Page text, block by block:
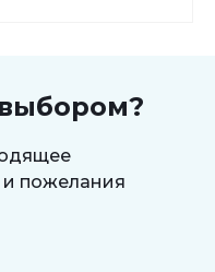
пожелания